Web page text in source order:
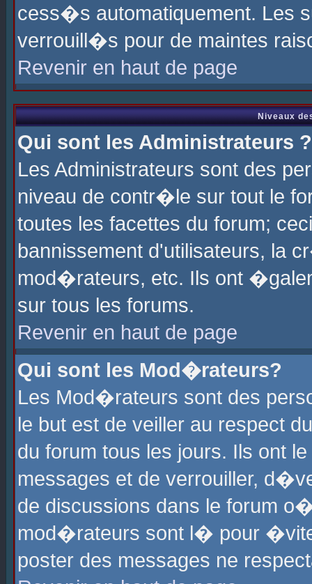
cess�s automatiquement. Les
verrouill�s pour de maintes
Revenir en haut de page
Niveaux
Qui sont les Administrateurs ?
Les Administrateurs sont des
niveau de contr�le sur tout le
toutes les facettes du forum;
bannissement d'utilisateurs, la
mod�rateurs, etc. Ils ont
sur tous les forums.
Revenir en haut de page
Qui sont les Mod�rateurs?
Les Mod�rateurs sont des
le but est de veiller au respect
du forum tous les jours. Ils ont
messages et de verrouiller,
de discussions dans le forum
mod�rateurs sont l� pour
poster des messages ne